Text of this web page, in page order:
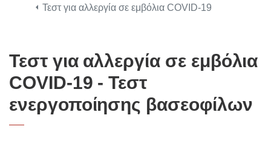
ΚΛΕΙΣΤΕ ΡΑΝΤΕΒΟΥ
Τεστ για αλλεργία σε εμβόλια COVID-19
Τεστ για αλλεργία σε εμβόλια
COVID-19 - Τεστ
ενεργοποίησης βασεοφίλων